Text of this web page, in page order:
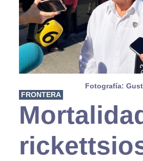
Fotografía:
FRONTERA